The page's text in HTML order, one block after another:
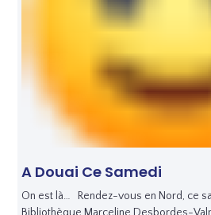
A Douai Ce Samedi
On est là… Rendez-vous en Nord, ce